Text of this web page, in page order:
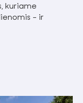
kuriame
- ir